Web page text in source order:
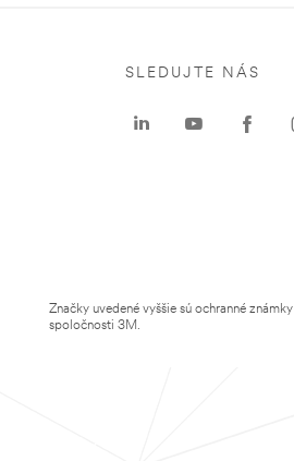
SLEDUJTE NÁS
Značky uvedené vyššie sú ochranné známky
spoločnosti 3M.